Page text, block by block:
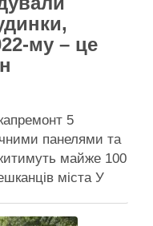
му – це
5
панелями та
майже 100
міста У
завершили